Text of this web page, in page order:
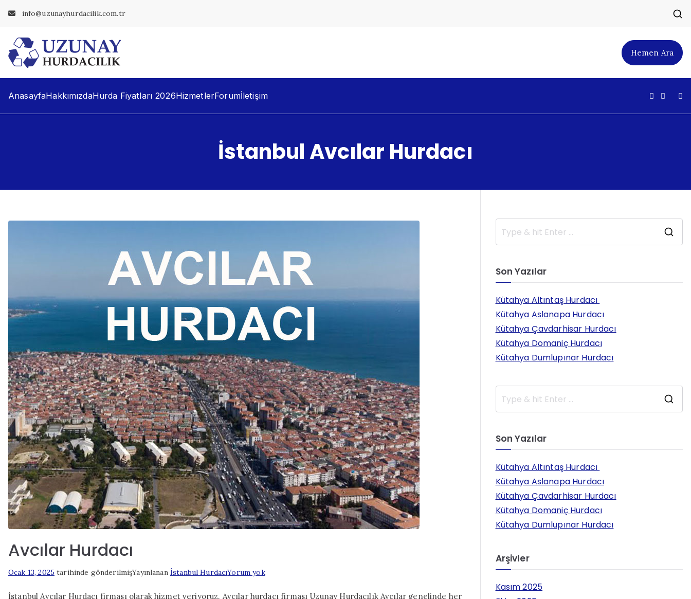
info@uzunayhurdacilik.com.tr
Hemen Ara
AnasayfaHakkımızdaHurda Fiyatları 2026HizmetlerForumİletişim
İstanbul Avcılar Hurdacı
Avcılar Hurdacı
Ocak 13, 2025 tarihinde gönderilmişYayınlanan İstanbul HurdacıYorum yokAvcılar
İstanbul Avcılar Hurdacı firması olarak hizmet veriyoruz. Avcılar hurdacı firması Uzunay Hurdacılık Avcılar genelinde her
c
Son Yazılar
Kütahya Altıntaş Hurdacı
Kütahya Aslanapa Hurdacı
Kütahya Çavdarhisar Hurdacı
Kütahya Domaniç Hurdacı
Kütahya Dumlupınar Hurdacı
c
Son Yazılar
Kütahya Altıntaş Hurdacı
Kütahya Aslanapa Hurdacı
Kütahya Çavdarhisar Hurdacı
Kütahya Domaniç Hurdacı
Kütahya Dumlupınar Hurdacı
Arşivler
Kasım 2025